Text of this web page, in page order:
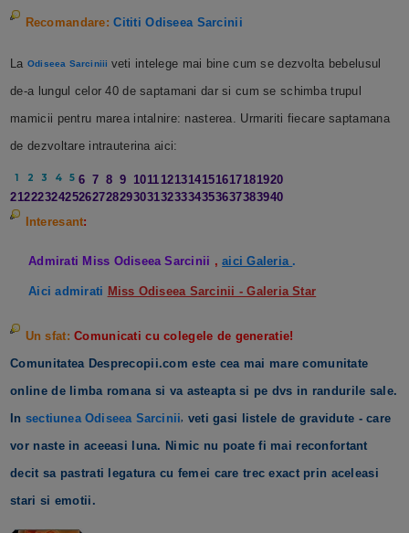
Recomandare:Cititi Odiseea Sarcinii
LaOdiseea Sarciniii veti intelege mai bine cum se dezvolta bebelusul
de-a lungul celor 40 de saptamani dar si cum se schimba trupul
mamicii pentru marea intalnire: nasterea. Urmariti fiecare saptamana
de dezvoltare intrauterina aici:
1 2 3 4 5 6 7 8 9 1011 121314151617181920
2122232425262728293031323334353637383940
Interesant:
Admirati Miss Odiseea Sarcinii ,aici Galeria .
Aici admirati Miss Odiseea Sarcinii - Galeria Star
Un sfat:Comunicati cu colegele de generatie!
Comunitatea Desprecopii.com este cea mai mare comunitate
online de limba romana si va asteapta si pe dvs in randurile sale.
Insectiunea Odiseea Sarcinii, veti gasi listele de gravidute - care
vor naste in aceeasi luna. Nimic nu poate fi mai reconfortant
decit sa pastrati legatura cu femei care trec exact prin aceleasi
stari si emotii.